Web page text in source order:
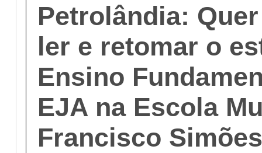
Petrolândia:
ler e retomar o
Ensino
EJA na Escola
Francisco